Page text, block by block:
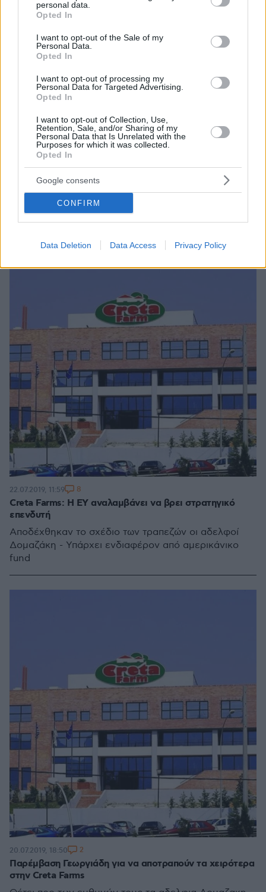
grant or deny consent to Google and its third-party tags to
use your data for below specified purposes in below Google
consent section.
personal data.
Opted In
I want to opt-out of the Sale of my
Personal Data.
Opted In
I want to opt-out of processing my
Personal Data for Targeted Advertising.
Opted In
I want to opt-out of Collection, Use,
Retention, Sale, and/or Sharing of my
Personal Data that Is Unrelated with the
Purposes for which it was collected.
Opted In
Google consents
CONFIRM
Data Deletion Data Access Privacy Policy
«Μοντέλο Creta Farms» για να διασωθούν άλλες 170
μεγάλες επιχειρήσεις
Ομάδα εργασίας του Υπουργείου Ανάπτυξης έχει
καταρτίσει σχετικό φάκελο
23.07.2019, 08:53 15
Creta Farms: H EY αναλαμβάνει να βρει στρατηγικό
επενδυτή
Αποδέχθηκαν το σχέδιο των τραπεζών οι αδελφοί
Δομαζάκη - Υπάρχει ενδιαφέρον από αμερικάνικο
fund
22.07.2019, 11:59 8
Παρέμβαση Γεωργιάδη για να αποτραπούν τα χειρότερα
στην Creta Farms
20.07.2019, 18:50 2